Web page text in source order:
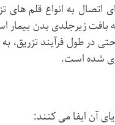
است که برای اتصال به انواع قلم های
بافت زیرجلدی بدن بیمار
در طول فرآیند تزریق، به
شده است.